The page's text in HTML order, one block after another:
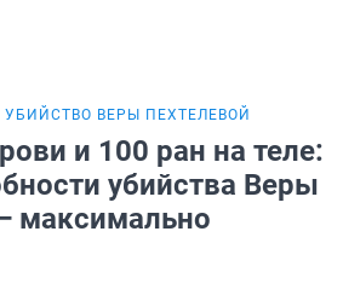
ВЕРЫ ПЕХТЕЛЕВОЙ
и 100 ран на теле:
убийства Веры
максимально